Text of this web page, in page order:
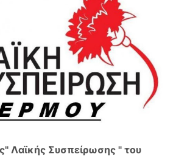
Λαϊκής Συσπείρωσης " του